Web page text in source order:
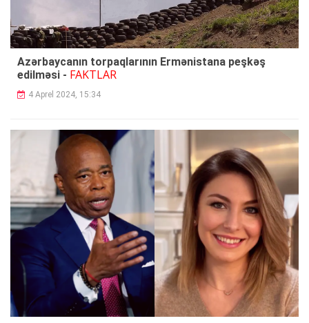
Azərbaycanın torpaqlarının Ermənistana peşkəş
edilməsi - FAKTLAR
4 Aprel 2024, 15:34